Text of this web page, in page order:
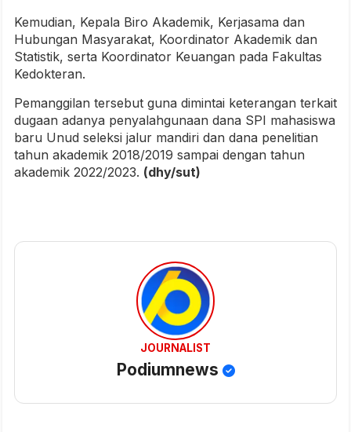
Kemudian, Kepala Biro Akademik, Kerjasama dan
Hubungan Masyarakat, Koordinator Akademik dan
Statistik, serta Koordinator Keuangan pada Fakultas
Kedokteran.
Pemanggilan tersebut guna dimintai keterangan terkait
dugaan adanya penyalahgunaan dana SPI mahasiswa
baru Unud seleksi jalur mandiri dan dana penelitian
tahun akademik 2018/2019 sampai dengan tahun
akademik 2022/2023. (dhy/sut)
JOURNALIST
Podiumnews